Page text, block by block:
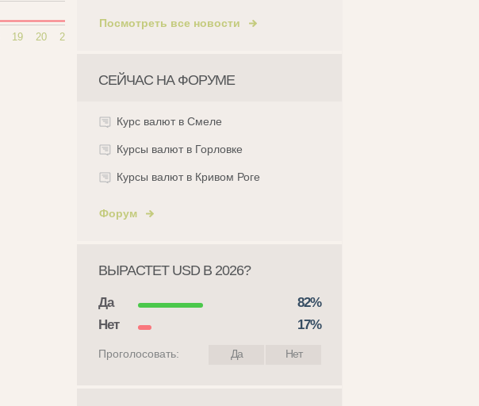
Посмотреть все новости
СЕЙЧАС НА ФОРУМЕ
Курс валют в Смеле
Курсы валют в Горловке
Курсы валют в Кривом Роге
Форум
ВЫРАСТЕТ USD В 2026?
Да
82%
Нет
17%
Проголосовать: Нет
Да
19 20 21